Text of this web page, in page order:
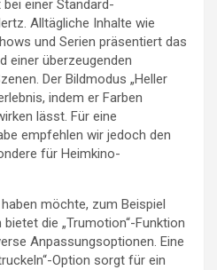
einer Standard-
Alltägliche Inhalte wie
und Serien präsentiert das
einer überzeugenden
Der Bildmodus „Heller
indem er Farben
lässt. Für eine
empfehlen wir jedoch den
für Heimkino-
möchte, zum Beispiel
die „Trumotion“-Funktion
Anpassungsoptionen. Eine
Option sorgt für ein